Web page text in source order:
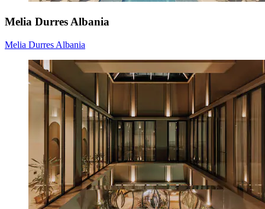
Melia Durres Albania
Melia Durres Albania